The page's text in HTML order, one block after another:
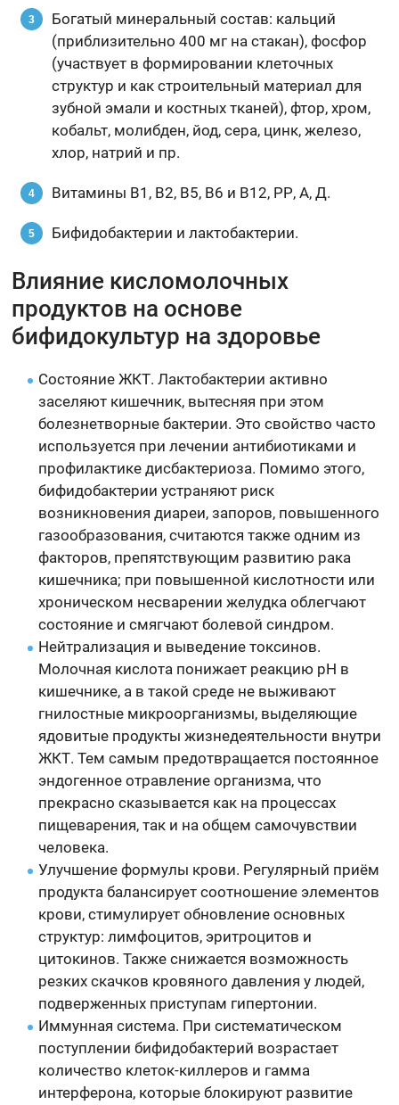
Богатый минеральный состав: кальций
(приблизительно 400 мг на стакан), фосфор
(участвует в формировании клеточных
структур и как строительный материал для
зубной эмали и костных тканей), фтор, хром,
кобальт, молибден, йод, сера, цинк, железо,
хлор, натрий и пр.
Витамины В1, В2, В5, В6 и В12, РР, А, Д.
Бифидобактерии и лактобактерии.
Влияние кисломолочных
продуктов на основе
бифидокультур на здоровье
Состояние ЖКТ. Лактобактерии активно
заселяют кишечник, вытесняя при этом
болезнетворные бактерии. Это свойство часто
используется при лечении антибиотиками и
профилактике дисбактериоза. Помимо этого,
бифидобактерии устраняют риск
возникновения диареи, запоров, повышенного
газообразования, считаются также одним из
факторов, препятствующим развитию рака
кишечника; при повышенной кислотности или
хроническом несварении желудка облегчают
состояние и смягчают болевой синдром.
Нейтрализация и выведение токсинов.
Молочная кислота понижает реакцию рН в
кишечнике, а в такой среде не выживают
гнилостные микроорганизмы, выделяющие
ядовитые продукты жизнедеятельности внутри
ЖКТ. Тем самым предотвращается постоянное
эндогенное отравление организма, что
прекрасно сказывается как на процессах
пищеварения, так и на общем самочувствии
человека.
Улучшение формулы крови. Регулярный приём
продукта балансирует соотношение элементов
крови, стимулирует обновление основных
структур: лимфоцитов, эритроцитов и
цитокинов. Также снижается возможность
резких скачков кровяного давления у людей,
подверженных приступам гипертонии.
Иммунная система. При систематическом
поступлении бифидобактерий возрастает
количество клеток-киллеров и гамма
интерферона, которые блокируют развитие